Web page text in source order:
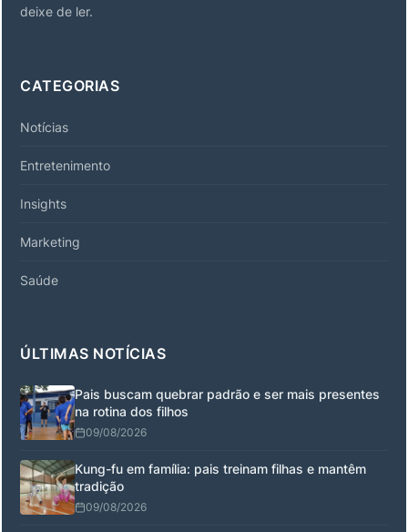
deixe de ler.
CATEGORIAS
Notícias
Entretenimento
Insights
Marketing
Saúde
ÚLTIMAS NOTÍCIAS
Pais buscam quebrar padrão e ser mais presentes
na rotina dos filhos
09/08/2026
Kung-fu em família: pais treinam filhas e mantêm
tradição
09/08/2026